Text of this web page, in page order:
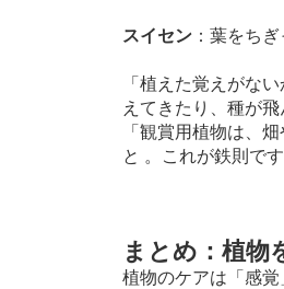
スイセン ：葉をち
「植えた覚えがな
えてきたり、種が
「観賞用植物は、
と 。これが鉄則で
まとめ：植物
植物のケアは「感